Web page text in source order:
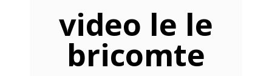
video le le
bricomte
En continuant, vous acceptez de nous communiquer
votre adresse email pour l’envoi de la Newsletter. En
aucun cas elle ne sera transmise à un tiers.